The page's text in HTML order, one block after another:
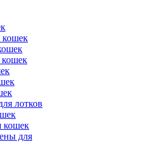
кошек
лотков
кошек
для